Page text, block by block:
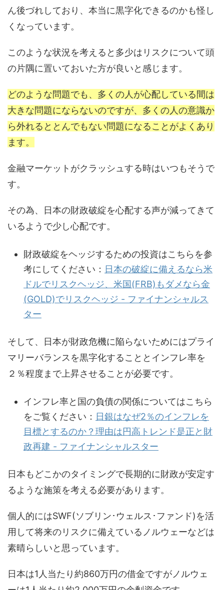
ん後づれしており、本当に黒字化できるのかも怪し
くなっています。
このような状況を考えると多少はリスクについて頭
の片隅に置いておいた方が良いと感じます。
どのような問題でも、多くの人が心配している間は
大きな問題にならないのですが、多くの人の意識か
ら外れるととんでもない問題になることがよくあり
ます。
金融マーケットがクラッシュする時はいつもそうで
す。
その為、日本の財政破綻を心配する声が減ってきて
いるようで少し心配です。
財政破綻をヘッジするための投資はこちらを参
考にしてください： 日本の破綻に備えるなら米
ドルでリスクヘッジ、米国(FRB)もダメなら金
(GOLD)でリスクヘッジ - ファイナンシャルス
ター
そして、日本が財政危機に陥らないためにはプライ
マリーバランスを黒字化することとインフレ率を
２％程度まで上昇させることが必要です。
インフレ率と国の負債の関係についてはこちら
をご覧ください： 日銀はなぜ2％のインフレを
目標とするのか？理由は円高トレンド是正と財
政再建 - ファイナンシャルスター
日本もどこかのタイミングで長期的に財政が安定す
るような施策を考える必要があります。
個人的にはSWF(ソブリン･ウェルス･ファンド)を活
用して将来のリスクに備えているノルウェーなどは
素晴らしいと思っています。
日本は1人当たり約860万円の借金ですがノルウェ